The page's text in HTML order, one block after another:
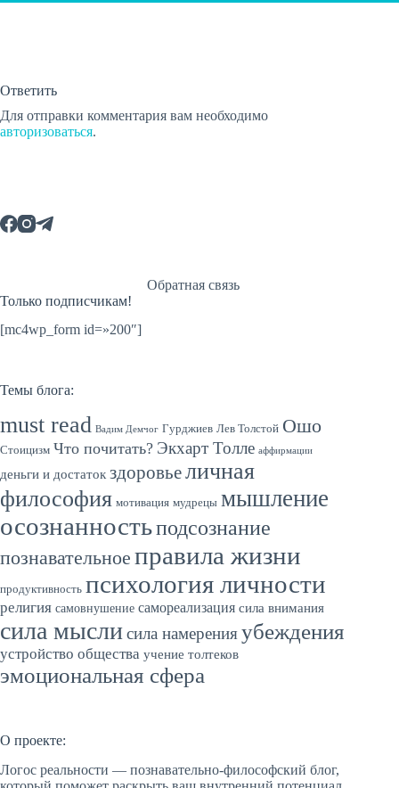
Ответить
Для отправки комментария вам необходимо
авторизоваться.
Обратная связь
Только подписчикам!
[mc4wp_form id=»200″]
Темы блога:
must read Вадим Демчог Гурджиев Лев Толстой Ошо
Стоицизм Что почитать? Экхарт Толле аффирмации
деньги и достаток здоровьеличная
философия мотивация мудрецы мышление
осознанностьподсознание
познавательное правила жизни
продуктивность психология личности
религия самовнушение самореализация сила внимания
сила мыслисила намеренияубеждения
устройство общества учение толтеков
эмоциональная сфера
О проекте:
Логос реальности — познавательно-философский блог,